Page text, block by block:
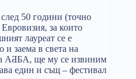
50 години (точно
за които
лауреат се е
и заема в света на
АƋБА, ще му се извиним
един и същ – фестивал